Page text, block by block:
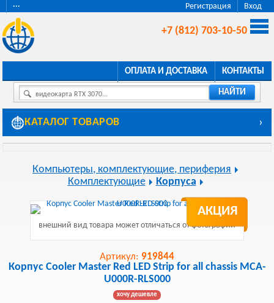
Регистрация Вход
···
+7 (812) 703-10-50
ОПЛАТА И ДОСТАВКА КОНТАКТЫ
видеокарта RTX 3070... НАЙТИ
КАТАЛОГ ТОВАРОВ ›
Компьютеры, комплектующие, периферия
Комплектующие
Корпуса
АКЦИЯ
внешний вид товара может отличаться от фотографии
Артикул: 919844
Корпус Cooler Master Red LED Strip for all chassis MCA-
U000R-RLS000
хочу дешевле